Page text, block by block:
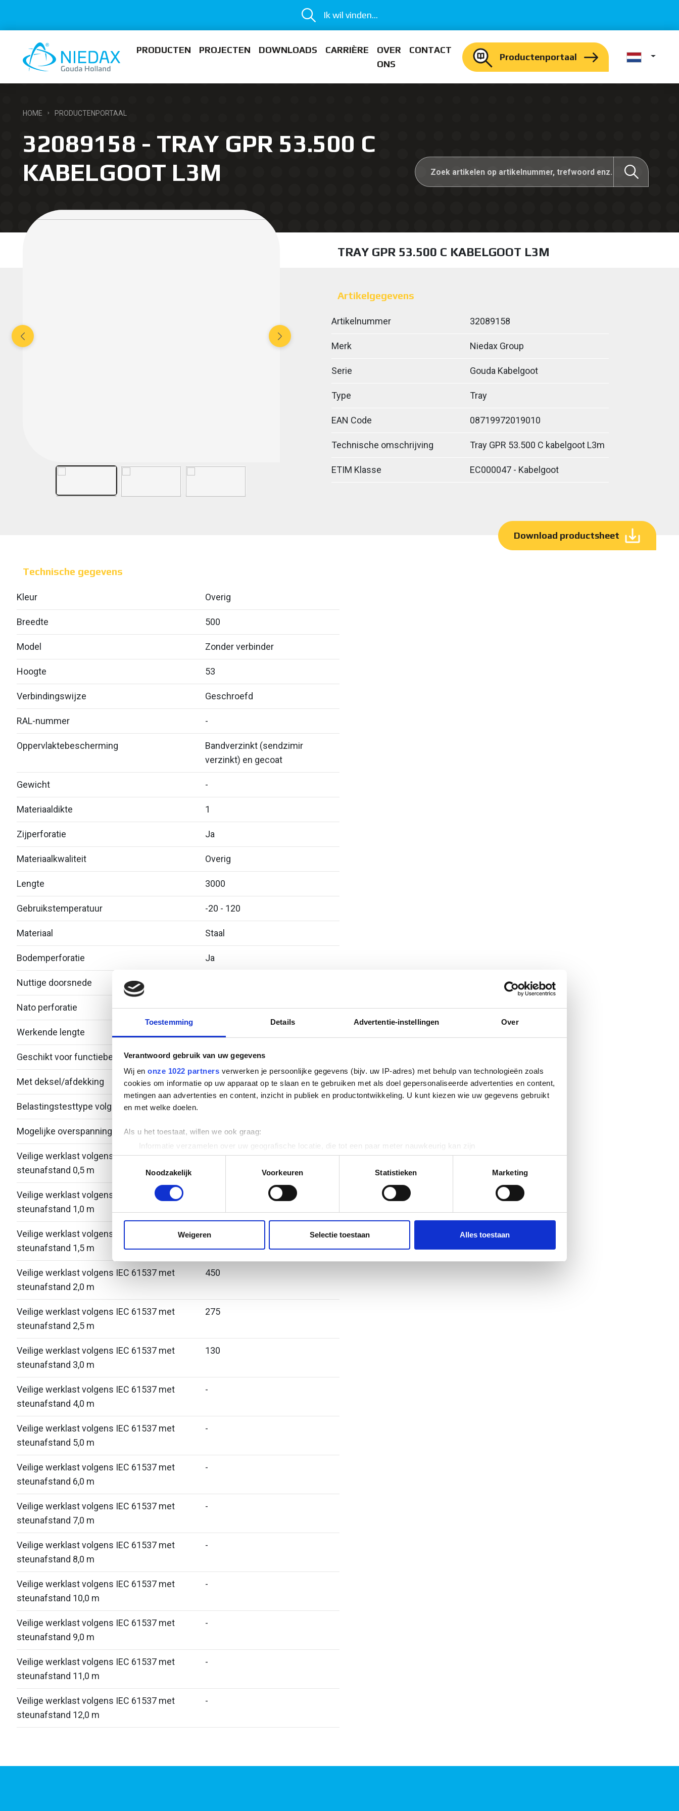
Toestemming Details Advertentie-instellingen Over
Verantwoord gebruik van uw gegevens
Wij en onze 1022 partners verwerken je persoonlijke gegevens (bijv. uw IP-adres) met behulp van technologieën zoals
cookies om informatie op uw apparaat op te slaan en te gebruiken met als doel gepersonaliseerde advertenties en content,
metingen aan advertenties en content, inzicht in publiek en productontwikkeling. U kunt kiezen wie uw gegevens gebruikt
en met welke doelen.
Als u het toestaat, willen we ook graag:
Informatie verzamelen over uw geografische locatie, die tot een paar meter nauwkeurig kan zijn
Uw apparaat identificeren door het actief te scannen op specifieke eigenschappen (fingerprinting)
Lees meer over hoe uw persoonlijke gegevens worden verwerkt en stel uw voorkeuren in het
detailgedeeltein. U kunt uw
toestemming op elk moment wijzigen of intrekken in de Cookieverklaring.
websiteverkeer te analyseren. Ook delen we informatie over uw gebruik van onze site met onze partners voor social
media, adverteren en analyse. Deze partners kunnen deze gegevens combineren met andere informatie die u aan ze heeft
Toestemmingsselectie
Noodzakelijk
Voorkeuren Statistieken Marketing
Weigeren Selectie toestaan Alles toestaan
Ik wil vinden...
PRODUCTEN PROJECTEN DOWNLOADS CARRIÈRE
OVER
ONS
CONTACT
Productenportaal
HOME PRODUCTENPORTAAL
32089158 - TRAY GPR 53.500 C
KABELGOOT L3M
TRAY GPR 53.500 C KABELGOOT L3M
Artikelgegevens
Artikelnummer 32089158
Merk Niedax Group
Serie Gouda Kabelgoot
Type Tray
EAN Code 08719972019010
Technische omschrijving Tray GPR 53.500 C kabelgoot L3m
ETIM Klasse EC000047 - Kabelgoot
Download productsheet
Technische gegevens
Kleur Overig
Breedte 500
Model Zonder verbinder
Hoogte 53
Verbindingswijze Geschroefd
RAL-nummer -
Oppervlaktebescherming
Bandverzinkt (sendzimir
verzinkt) en gecoat
Gewicht -
Materiaaldikte 1
Zijperforatie Ja
Materiaalkwaliteit Overig
Lengte 3000
Gebruikstemperatuur -20 - 120
Materiaal Staal
Bodemperforatie Ja
Nuttige doorsnede
Nato perforatie Nee
Werkende lengte
Geschikt voor functiebehoud Nee
Met deksel/afdekking Nee
Belastingstesttype volgens IEC 61537
Mogelijke overspanning - - 3
Veilige werklast volgens IEC 61537 met
steunafstand 0,5 m
-
Veilige werklast volgens IEC 61537 met
steunafstand 1,0 m
Veilige werklast volgens IEC 61537 met
steunafstand 1,5 m
700
Veilige werklast volgens IEC 61537 met
steunafstand 2,0 m
450
Veilige werklast volgens IEC 61537 met
steunafstand 2,5 m
275
Veilige werklast volgens IEC 61537 met
steunafstand 3,0 m
130
Veilige werklast volgens IEC 61537 met
steunafstand 4,0 m
-
Veilige werklast volgens IEC 61537 met
steunafstand 5,0 m
-
Veilige werklast volgens IEC 61537 met
steunafstand 6,0 m
-
Veilige werklast volgens IEC 61537 met
steunafstand 7,0 m
-
Veilige werklast volgens IEC 61537 met
steunafstand 8,0 m
-
Veilige werklast volgens IEC 61537 met
steunafstand 10,0 m
-
Veilige werklast volgens IEC 61537 met
steunafstand 9,0 m
-
Veilige werklast volgens IEC 61537 met
steunafstand 11,0 m
-
Veilige werklast volgens IEC 61537 met
steunafstand 12,0 m
-